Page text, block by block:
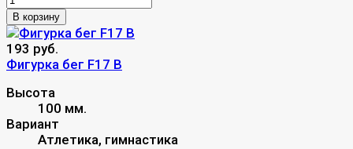
В корзину
193 руб.
Фигурка бег F17 B
Высота
100 мм.
Вариант
Атлетика, гимнастика